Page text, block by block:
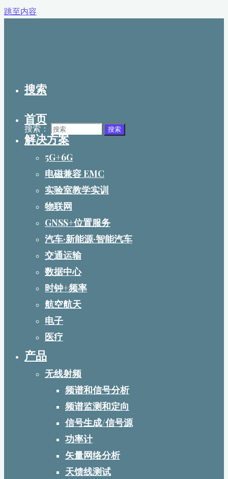
跳至内容
搜索
搜索： 搜索
首页
解决方案
5G+6G
电磁兼容 EMC
实验室教学实训
物联网
GNSS+位置服务
汽车·新能源·智能汽车
交通运输
数据中心
时钟+频率
航空航天
电子
医疗
产品
无线射频
频谱和信号分析
频谱监测和定向
信号生成/信号源
功率计
矢量网络分析
天馈线测试